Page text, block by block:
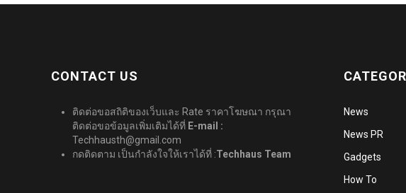
CONTACT US
ติดต่อขอสถิติของเว็บและ Rate ราคาโฆษณา กรุณา
ติดต่อขอข้อมูลเพิ่มเติมได้ที่ E-mail :
Techhausth@gmail.com
กดติดตาม เป็นกำลังใจให้เราได้ที่ :Techhaus Team
News
News PR
Gadgets
How To